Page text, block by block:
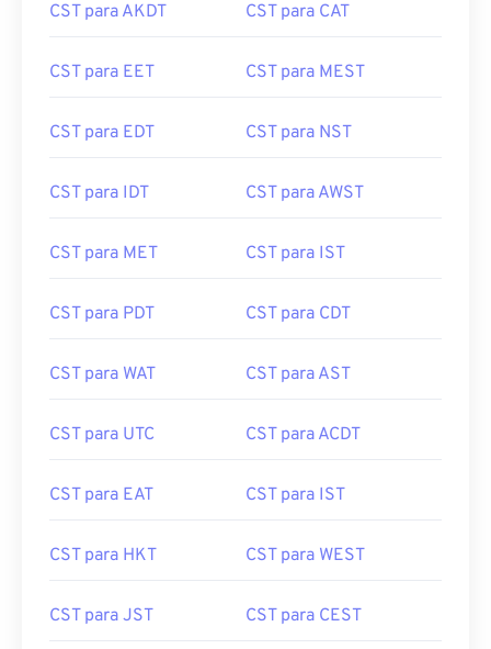
CST para AKDT CST para CAT
CST para EET CST para MEST
CST para EDT CST para NST
CST para IDT CST para AWST
CST para MET CST para IST
CST para PDT CST para CDT
CST para WAT CST para AST
CST para UTC CST para ACDT
CST para EAT CST para IST
CST para HKT CST para WEST
CST para JST CST para CEST